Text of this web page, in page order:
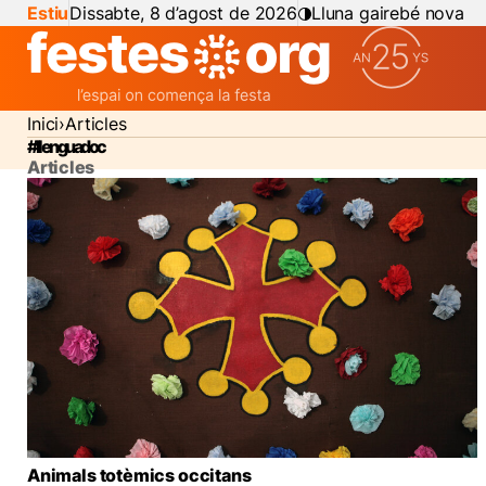
EstiuDissabte, 8 d’agost de 2026 Lluna gairebé nova
Inici Articles
#llenguadoc
Articles
Animals totèmics occitans